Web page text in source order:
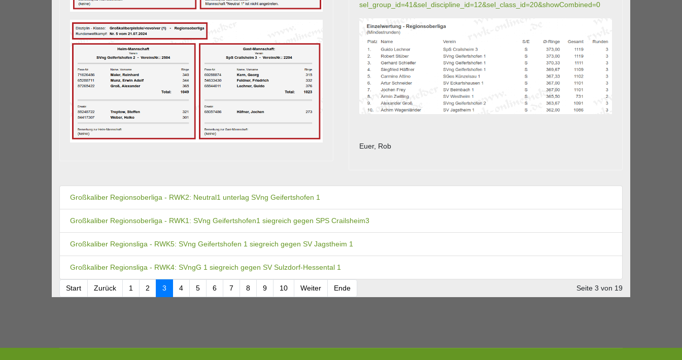
sel_group_id=41&sel_discipline_id=12&sel_class_id=20&showCombined=0
Euer, Rob
Großkaliber Regionsoberliga - RWK2: Neutral1 unterlag SVng Geifertshofen 1
Großkaliber Regionsoberliga - RWK1: SVng Geifertshofen1 siegreich gegen SPS Crailsheim3
Großkaliber Regionsliga - RWK5: SVng Geifertshofen 1 siegreich gegen SV Jagstheim 1
Großkaliber Regionsliga - RWK4: SVngG 1 siegreich gegen SV Sulzdorf-Hessental 1
Start Zurück 1 2 3 4 5 6 7 8 9 10 Weiter Ende Seite 3 von 19